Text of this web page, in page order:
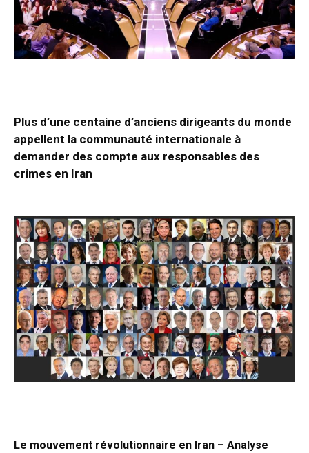
Plus d’une centaine d’anciens dirigeants du monde
appellent la communauté internationale à
demander des compte aux responsables des
crimes en Iran
Le mouvement révolutionnaire en Iran – Analyse